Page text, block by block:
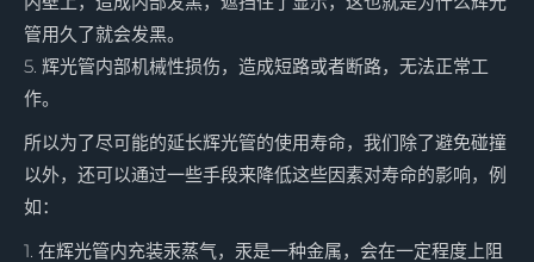
管用久了就会发黑。
5. 辉光管内部机械性损伤，造成短路或者断路，无法正常工
作。
所以为了尽可能的延长辉光管的使用寿命，我们除了避免碰撞
以外，还可以通过一些手段来降低这些因素对寿命的影响，例
如：
1. 在辉光管内充装汞蒸气，汞是一种金属，会在一定程度上阻